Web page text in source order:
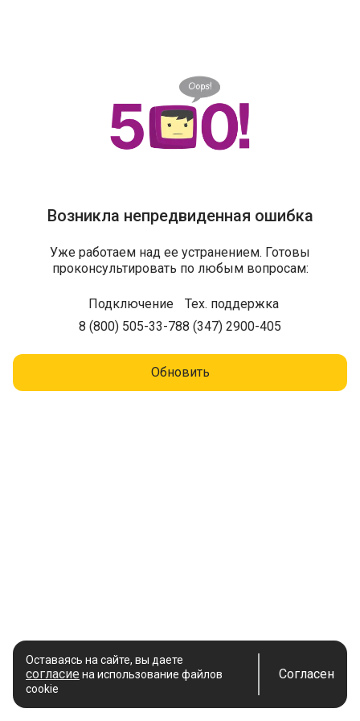
Возникла непредвиденная ошибка
Уже работаем над ее устранением. Готовы
проконсультировать по любым вопросам:
Подключение
8 (800) 505-33-78
Тех. поддержка
8 (347) 2900-405
Обновить
Оставаясь на сайте, вы даете
согласие на использование файлов
cookie
Согласен